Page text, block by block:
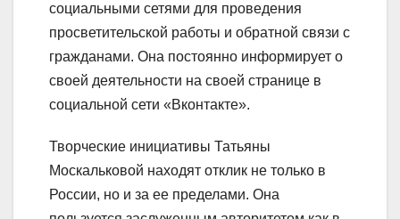
социальными сетями для проведения
просветительской работы и обратной связи с
гражданами. Она постоянно информирует о
своей деятельности на своей странице в
социальной сети «Вконтакте».
Творческие инициативы Татьяны
Москальковой находят отклик не только в
России, но и за ее пределами. Она